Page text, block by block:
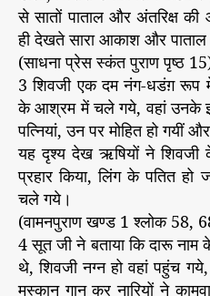
से सातों पाताल और अंतरिक्ष
ही देखते सारा आकाश और पाताल
(साधना प्रेस स्कंत पुराण पृष्ठ
3 शिवजी एक दम नंग-धडंग़ रूप में
के आश्रम में चले गये, वहां उनके
पत्नियां, उन पर मोहित हो गयीं
यह दृश्य देख ऋषियों ने शिवजी
प्रहार किया, लिंग के पतित हो
चले गये।
(वामनपुराण खण्ड 1 श्लोक 58,
4 सूत जी ने बताया कि दारू नाम
थे, शिवजी नग्न हो वहां पहुंच
मुस्कान गान कर नारियों ने